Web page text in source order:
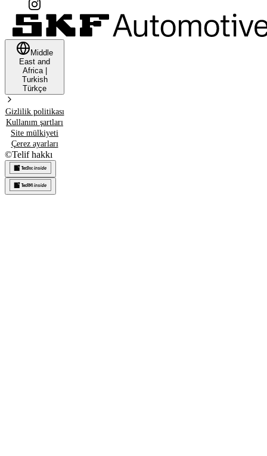
Middle
East and
Africa|
Turkish
Türkçe
Gizlilik politikası
Kullanım şartları
Site mülkiyeti
Çerez ayarları
©Telif hakkı